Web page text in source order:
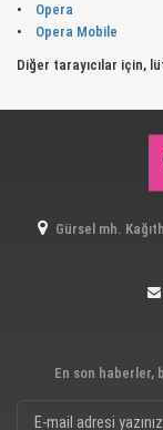
• Opera
• Opera Mobile
Diğer tarayıcılar için,
Gürsel mh.
En son haberler,